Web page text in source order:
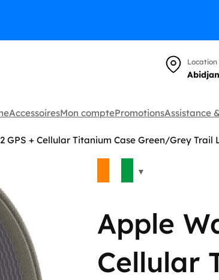
Location
AccessoiresMon comptePromotionsAssistance
+ Cellular Titanium Case Green/Grey Trail
Apple
Cellular